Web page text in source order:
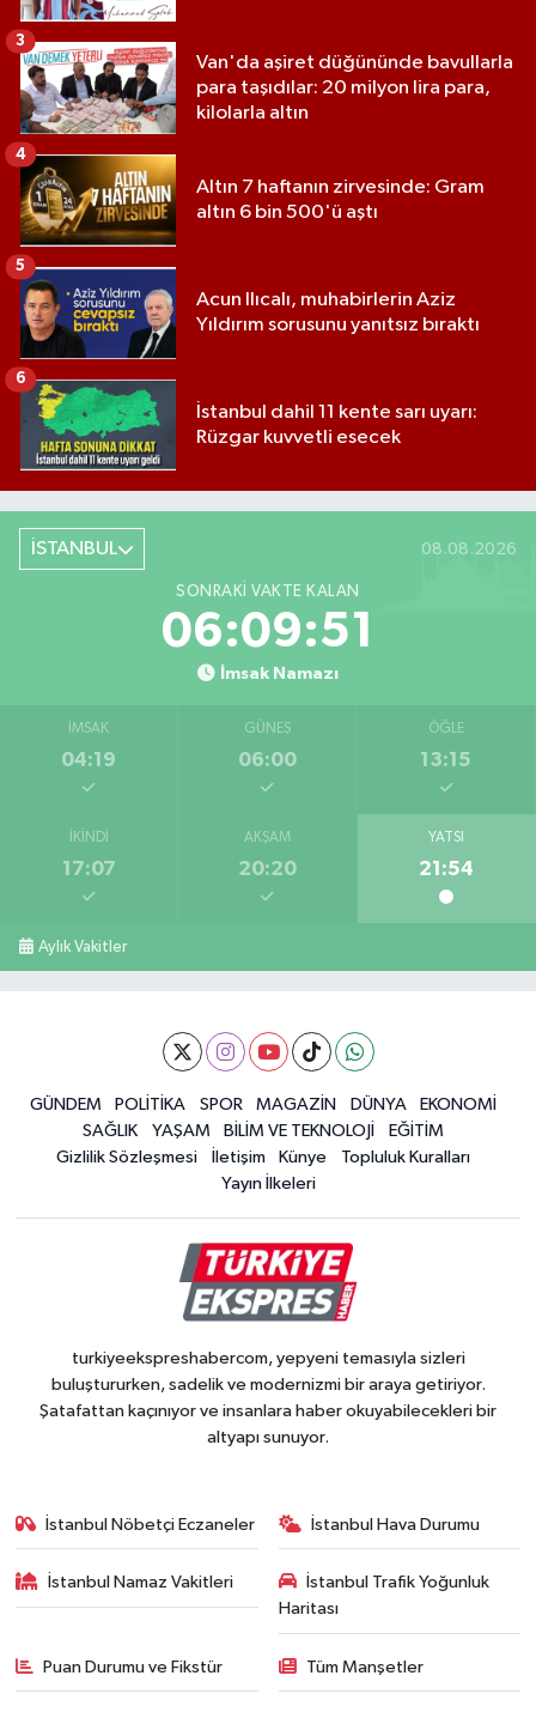
Van'da aşiret düğününde bavullarla
para taşıdılar: 20 milyon lira para,
kilolarla altın
3
Altın 7 haftanın zirvesinde: Gram
altın 6 bin 500'ü aştı
4
Acun Ilıcalı, muhabirlerin Aziz
Yıldırım sorusunu yanıtsız bıraktı
5
İstanbul dahil 11 kente sarı uyarı:
Rüzgar kuvvetli esecek
6
İSTANBUL 08.08.2026
SONRAKI VAKTE KALAN
06:09:50
İmsak Namazı
İMSAK
04:19
GÜNEŞ
06:00
ÖĞLE
13:15
İKINDI
17:07
AKŞAM
20:20
YATSI
21:54
Aylık Vakitler
GÜNDEM POLİTİKA SPOR MAGAZİN DÜNYA
EKONOMİ
SAĞLIK
YAŞAM BİLİM VE TEKNOLOJİ
EĞİTİM
Gizlilik Sözleşmesi
İletişim Künye
Topluluk Kuralları
Yayın İlkeleri
turkiyeekspreshabercom, yepyeni temasıyla sizleri
buluştururken, sadelik ve modernizmi bir araya getiriyor.
Şatafattan kaçınıyor ve insanlara haber okuyabilecekleri bir
altyapı sunuyor.
İstanbul Nöbetçi Eczaneler İstanbul Hava Durumu
İstanbul Namaz Vakitleri
İstanbul Trafik Yoğunluk
Haritası
Puan Durumu ve Fikstür Tüm Manşetler